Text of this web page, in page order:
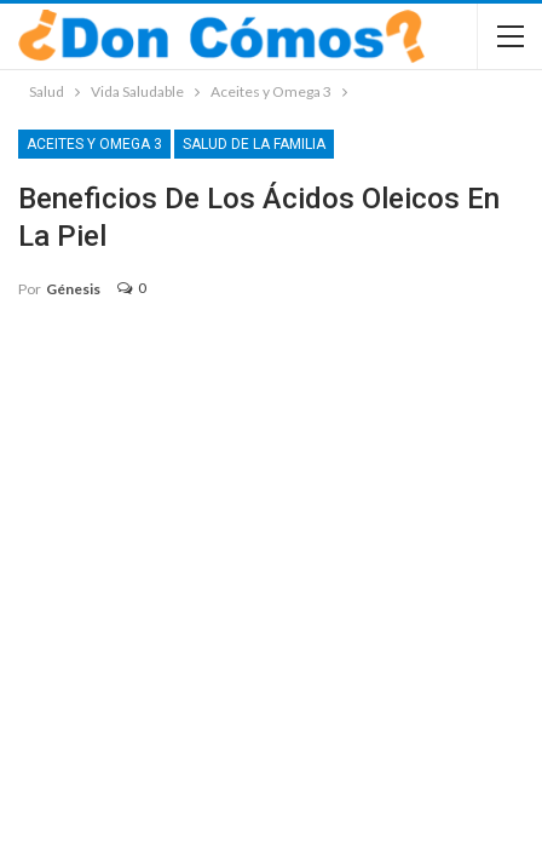
Salud Vida Saludable Aceites y Omega 3
ACEITES Y OMEGA 3 SALUD DE LA FAMILIA
Beneficios De Los Ácidos Oleicos En
La Piel
Por Génesis 0